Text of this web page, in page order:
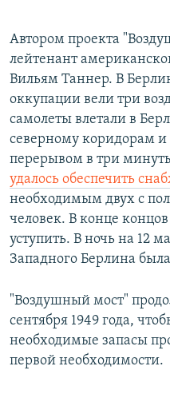
Автором проекта
лейтенант
Вильям Таннер. В
оккупации вели три
самолеты влетали в
северному коридорам и
перерывом в три
удалось обеспечить
необходимым двух с
человек. В конце
уступить. В ночь на 12
Западного Берлина
"Воздушный мост"
сентября 1949 года,
необходимые запасы
первой необходимости.